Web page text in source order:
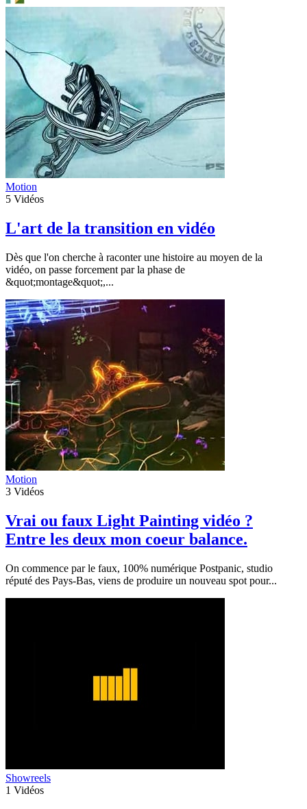
Motion
5 Vidéos
L'art de la transition en vidéo
Dès que l'on cherche à raconter une histoire au moyen de la
vidéo, on passe forcement par la phase de
&quot;montage&quot;,...
Motion
3 Vidéos
Vrai ou faux Light Painting vidéo ?
Entre les deux mon coeur balance.
On commence par le faux, 100% numérique Postpanic, studio
réputé des Pays-Bas, viens de produire un nouveau spot pour...
Showreels
1 Vidéos